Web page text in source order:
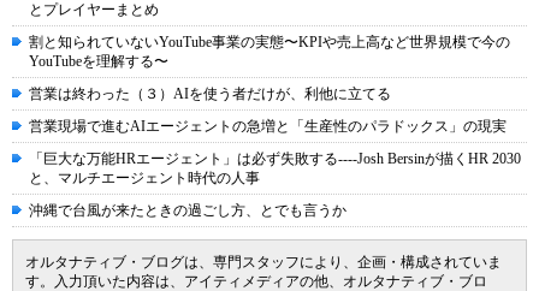
とプレイヤーまとめ
割と知られていないYouTube事業の実態〜KPIや売上高など世界規模で今の
YouTubeを理解する〜
営業は終わった（３）AIを使う者だけが、利他に立てる
営業現場で進むAIエージェントの急増と「生産性のパラドックス」の現実
「巨大な万能HRエージェント」は必ず失敗する----Josh Bersinが描くHR 2030
と、マルチエージェント時代の人事
沖縄で台風が来たときの過ごし方、とでも言うか
オルタナティブ・ブログは、専門スタッフにより、企画・構成されていま
す。入力頂いた内容は、アイティメディアの他、オルタナティブ・ブロ